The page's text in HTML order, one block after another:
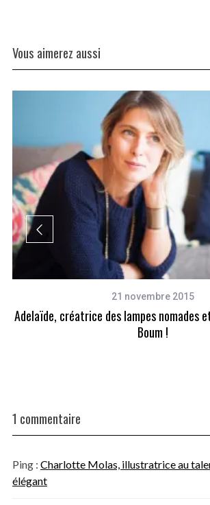
Vous aimerez aussi
21 novembre 2015
Adelaïde, créatrice des lampes nomades
Boum !
1 commentaire
Ping : Charlotte Molas, illustratrice au
élégant